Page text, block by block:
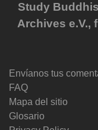
Study
Archives e.V.,
Envíanos tus
FAQ
Mapa del sitio
Glosario